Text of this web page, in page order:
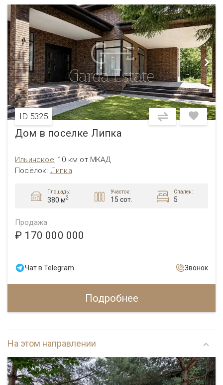
ID 5325
Дом в поселке Липка
Ильинское, 10 км от МКАД
Посёлок: Липка
Площадь:
380 м2
Участок:
15 сот.
Спален:
5
Продажа
₽ 170 000 000
Чат в Telegram Звонок
Подробнее
На этом направлении